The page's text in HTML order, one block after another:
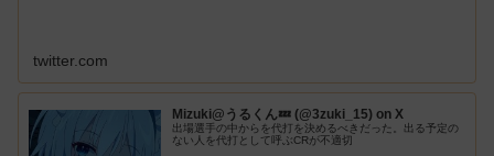
twitter.com
Mizuki@うるくん💤 (@3zuki_15) on X
出場選手の中からを代打を決めるべきだった。出る予定の
ない人を代打として呼ぶCRが不適切